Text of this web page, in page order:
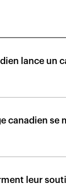
lance un
canadien se
leur